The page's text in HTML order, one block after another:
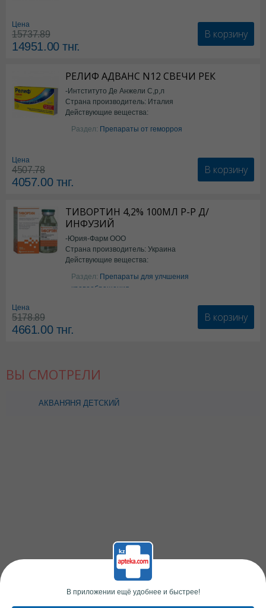
Цена
15737.89
14951.00тнг.
В корзину
РЕЛИФ АДВАНС N12 СВЕЧИ РЕК
-Интституто Де Анжели С,р,л
Страна производитель: Италия
Действующие вещества:
Бензокаин
Раздел: Препараты от геморроя
Цена
4507.78
4057.00тнг.
В корзину
ТИВОРТИН 4,2% 100МЛ Р-Р Д/
ИНФУЗИЙ
-Юрия-Фарм ООО
Страна производитель: Украина
Действующие вещества:
Аргинин
Раздел: Препараты для улчшения
кровообращения
Цена
5178.89
4661.00тнг.
В корзину
ВЫ СМОТРЕЛИ
АКВАНЯНЯ ДЕТСКИЙ
В приложении ещё удобнее и быстрее!